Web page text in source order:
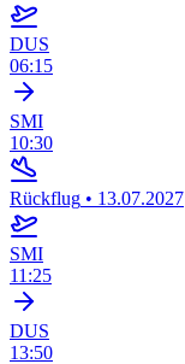
DUS
06:15
SMI
10:30
Rückflug • 13.07.2027
SMI
11:25
DUS
13:50